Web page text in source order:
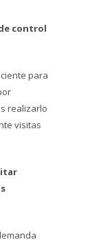
control
para
realizarlo
visitas